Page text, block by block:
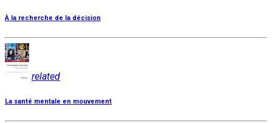
À la recherche de la décision
related
La santé mentale en mouvement